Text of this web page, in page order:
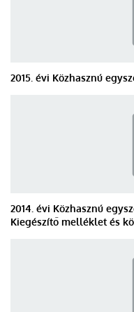
2015. évi Közhasznú
2014. évi Közhasznú
Kiegészítő melléklet és